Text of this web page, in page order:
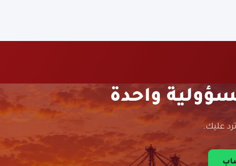
واحدة
عليك.